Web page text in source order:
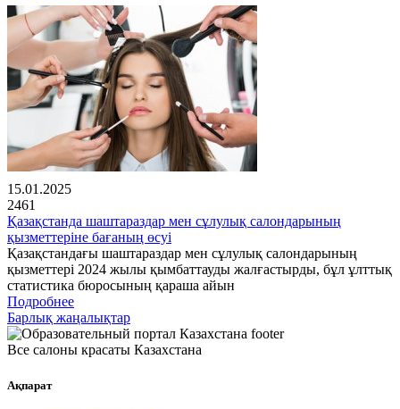
15.01.2025
2461
Қазақстанда шаштараздар мен сұлулық салондарының
қызметтеріне бағаның өсуі
Қазақстандағы шаштараздар мен сұлулық салондарының
қызметтері 2024 жылы қымбаттауды жалғастырды, бұл ұлттық
статистика бюросының қараша айын
Подробнее
Барлық жаңалықтар
Все салоны красаты Казахстана
Ақпарат